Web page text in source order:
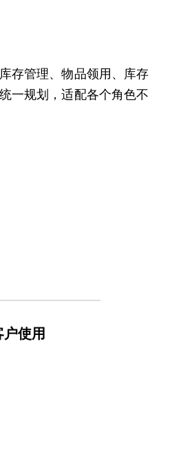
存管理、物品领用、库存
一规划，适配各个角色不
户使用